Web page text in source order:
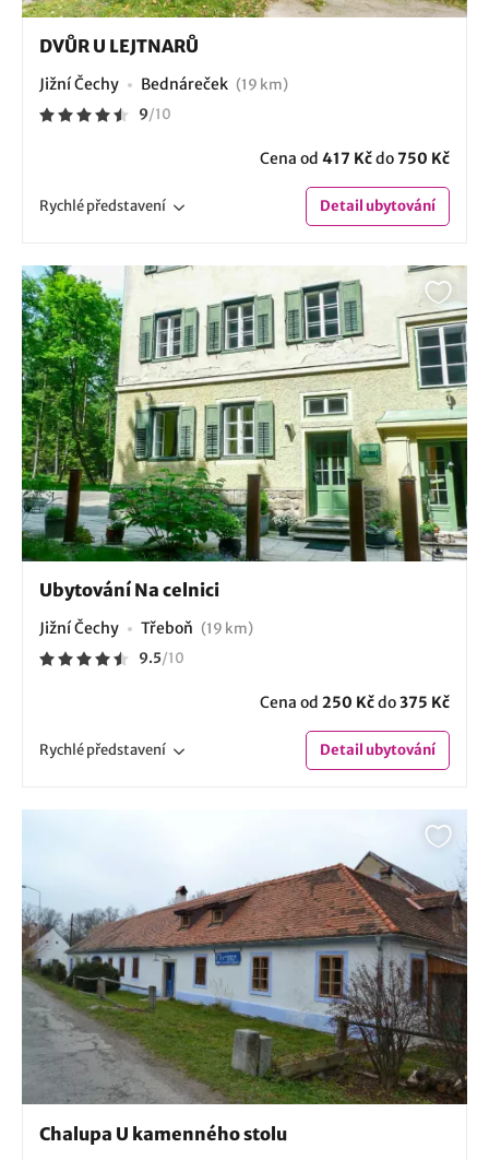
DVŮR U LEJTNARŮ
Jižní Čechy Bednáreček (19 km)
9/10
Cena od 417 Kčdo750 Kč
Rychlépředstavení Detailubytování
Ubytování Na celnici
Jižní Čechy Třeboň (19 km)
9.5/10
Cena od 250 Kčdo375 Kč
Rychlépředstavení Detailubytování
Chalupa U kamenného stolu